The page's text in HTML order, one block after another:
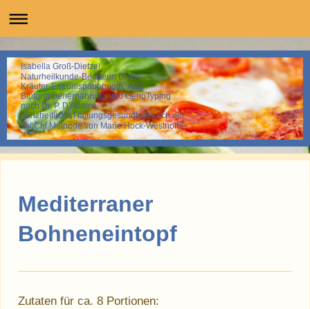
Isabella Groß-Dietzel
Naturheilkunde-Beraterin DNB®
Kräuter-Erlebnispädagogin, AGL
Blutgruppenernährung und GenoTyping
nach Dr. P. D'Adamo
ganzheitliche Haltungsgesundheit nach der
Tai Chi Methode von Marie Hock-Westhoff®
Mediterraner
Bohneneintopf
Zutaten für ca. 8 Portionen: